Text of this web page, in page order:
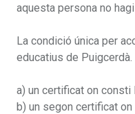
aquesta persona no
La condició única per
educatius de
a) un certificat on consti
b) un segon certificat on